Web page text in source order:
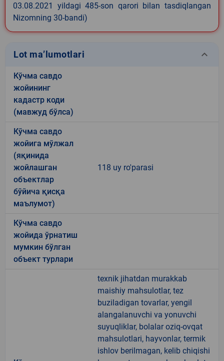
03.08.2021 yildagi 485-son qarori bilan tasdiqlangan
Nizomning 30-bandi)
Lot ma’lumotlari keyboard_arrow_down
Кўчма савдо
жойининг
кадастр коди
(мавжуд бўлса)
Кўчма савдо
жойига мўлжал
(яқинида
жойлашган
объектлар
бўйича қисқа
маълумот)
118 uy ro'parasi
Кўчма савдо
жойида ўрнатиш
мумкин бўлган
объект турлари
texnik jihatdan murakkab
maishiy mahsulotlar, tez
buziladigan tovarlar, yengil
alangalanuvchi va yonuvchi
suyuqliklar, bolalar oziq-ovqat
mahsulotlari, hayvonlar, termik
ishlov berilmagan, kelib chiqishi